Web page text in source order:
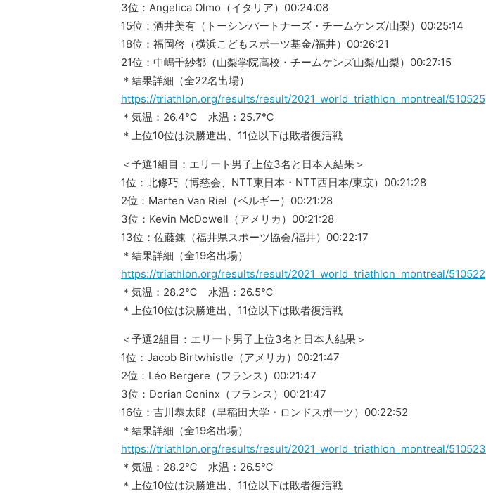
3位：Angelica Olmo（イタリア）00:24:08
15位：酒井美有（トーシンパートナーズ・チームケンズ/山梨）00:25:14
18位：福岡啓（横浜こどもスポーツ基金/福井）00:26:21
21位：中嶋千紗都（山梨学院高校・チームケンズ山梨/山梨）00:27:15
＊結果詳細（全22名出場）
https://triathlon.org/results/result/2021_world_triathlon_montreal/510525
＊気温：26.4℃ 水温：25.7℃
＊上位10位は決勝進出、11位以下は敗者復活戦
＜予選1組目：エリート男子上位3名と日本人結果＞
1位：北條巧（博慈会、NTT東日本・NTT西日本/東京）00:21:28
2位：Marten Van Riel（ベルギー）00:21:28
3位：Kevin McDowell（アメリカ）00:21:28
13位：佐藤錬（福井県スポーツ協会/福井）00:22:17
＊結果詳細（全19名出場）
https://triathlon.org/results/result/2021_world_triathlon_montreal/510522
＊気温：28.2℃ 水温：26.5℃
＊上位10位は決勝進出、11位以下は敗者復活戦
＜予選2組目：エリート男子上位3名と日本人結果＞
1位：Jacob Birtwhistle（アメリカ）00:21:47
2位：Léo Bergere（フランス）00:21:47
3位：Dorian Coninx（フランス）00:21:47
16位：吉川恭太郎（早稲田大学・ロンドスポーツ）00:22:52
＊結果詳細（全19名出場）
https://triathlon.org/results/result/2021_world_triathlon_montreal/510523
＊気温：28.2℃ 水温：26.5℃
＊上位10位は決勝進出、11位以下は敗者復活戦